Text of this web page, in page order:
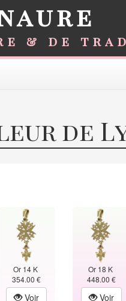
& de
de
Or 14 K
354.00 €
Voir
Or 18 K
448.00 €
Voir